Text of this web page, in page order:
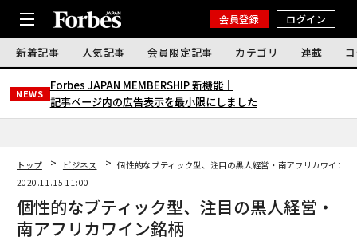
会員登録 ログイン
新着記事 人気記事 会員限定記事 カテゴリ 連載
NEWS
Forbes JAPAN MEMBERSHIP 新機能｜
記事ページ内の広告表示を最小限にしました
トップ ビジネス
個性的なブティック型、注目の黒人経営・南アフリカワイン銘
2020.11.15 11:00
個性的なブティック型、注目の黒人経営・
南アフリカワイン銘柄